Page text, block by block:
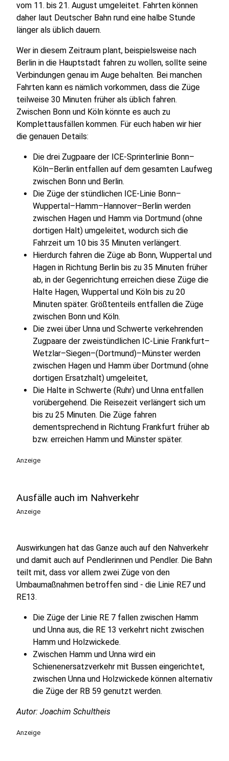
vom 11. bis 21. August umgeleitet. Fahrten können
daher laut Deutscher Bahn rund eine halbe Stunde
länger als üblich dauern.
Wer in diesem Zeitraum plant, beispielsweise nach
Berlin in die Hauptstadt fahren zu wollen, sollte seine
Verbindungen genau im Auge behalten. Bei manchen
Fahrten kann es nämlich vorkommen, dass die Züge
teilweise 30 Minuten früher als üblich fahren.
Zwischen Bonn und Köln könnte es auch zu
Komplettausfällen kommen. Für euch haben wir hier
die genauen Details:
Die drei Zugpaare der ICE-Sprinterlinie Bonn–
Köln–Berlin entfallen auf dem gesamten Laufweg
zwischen Bonn und Berlin.
Die Züge der stündlichen ICE-Linie Bonn–
Wuppertal–Hamm–Hannover–Berlin werden
zwischen Hagen und Hamm via Dortmund (ohne
dortigen Halt) umgeleitet, wodurch sich die
Fahrzeit um 10 bis 35 Minuten verlängert.
Hierdurch fahren die Züge ab Bonn, Wuppertal und
Hagen in Richtung Berlin bis zu 35 Minuten früher
ab, in der Gegenrichtung erreichen diese Züge die
Halte Hagen, Wuppertal und Köln bis zu 20
Minuten später. Größtenteils entfallen die Züge
zwischen Bonn und Köln.
Die zwei über Unna und Schwerte verkehrenden
Zugpaare der zweistündlichen IC-Linie Frankfurt–
Wetzlar–Siegen–(Dortmund)–Münster werden
zwischen Hagen und Hamm über Dortmund (ohne
dortigen Ersatzhalt) umgeleitet,
Die Halte in Schwerte (Ruhr) und Unna entfallen
vorübergehend. Die Reisezeit verlängert sich um
bis zu 25 Minuten. Die Züge fahren
dementsprechend in Richtung Frankfurt früher ab
bzw. erreichen Hamm und Münster später.
Anzeige
Ausfälle auch im Nahverkehr
Anzeige
Auswirkungen hat das Ganze auch auf den Nahverkehr
und damit auch auf Pendlerinnen und Pendler. Die Bahn
teilt mit, dass vor allem zwei Züge von den
Umbaumaßnahmen betroffen sind - die Linie RE7 und
RE13.
Die Züge der Linie RE 7 fallen zwischen Hamm
und Unna aus, die RE 13 verkehrt nicht zwischen
Hamm und Holzwickede.
Zwischen Hamm und Unna wird ein
Schienenersatzverkehr mit Bussen eingerichtet,
zwischen Unna und Holzwickede können alternativ
die Züge der RB 59 genutzt werden.
Autor: Joachim Schultheis
Anzeige